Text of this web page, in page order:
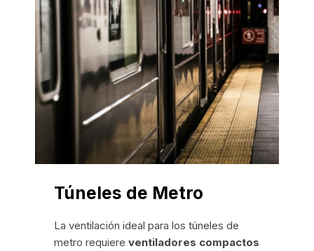
Túneles de Metro
La ventilación ideal para los túneles de
metro requiere ventiladores compactos